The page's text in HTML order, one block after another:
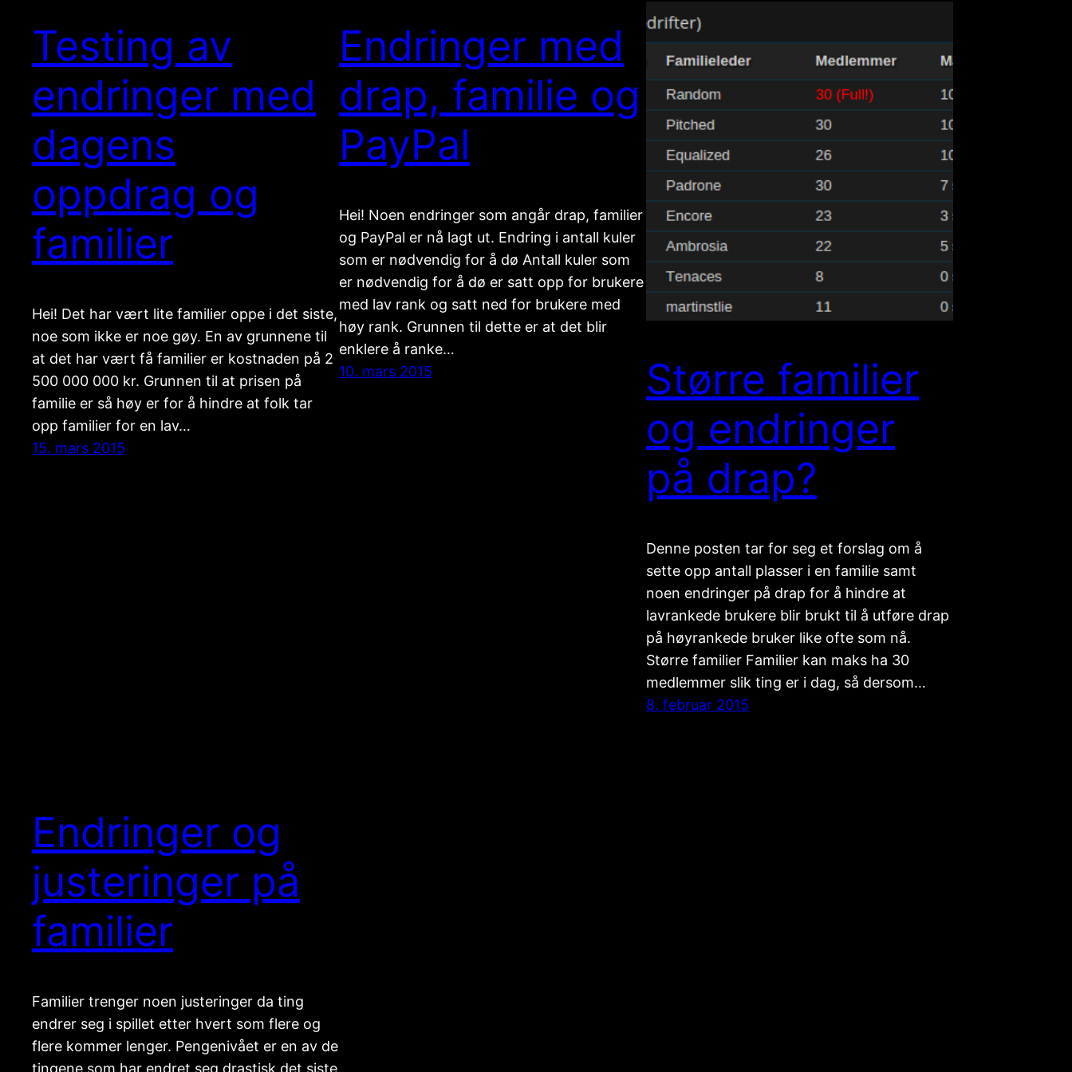
Testing av
endringer med
dagens
oppdrag og
familier
Hei! Det har vært lite familier oppe i det siste,
noe som ikke er noe gøy. En av grunnene til
at det har vært få familier er kostnaden på 2
500 000 000 kr. Grunnen til at prisen på
familie er så høy er for å hindre at folk tar
opp familier for en lav…
15. mars 2015
Endringer med
drap, familie og
PayPal
Hei! Noen endringer som angår drap, familier
og PayPal er nå lagt ut. Endring i antall kuler
som er nødvendig for å dø Antall kuler som
er nødvendig for å dø er satt opp for brukere
med lav rank og satt ned for brukere med
høy rank. Grunnen til dette er at det blir
enklere å ranke…
10. mars 2015
Større familier
og endringer
på drap?
Denne posten tar for seg et forslag om å
sette opp antall plasser i en familie samt
noen endringer på drap for å hindre at
lavrankede brukere blir brukt til å utføre drap
på høyrankede bruker like ofte som nå.
Større familier Familier kan maks ha 30
medlemmer slik ting er i dag, så dersom…
8. februar 2015
Endringer og
justeringer på
familier
Familier trenger noen justeringer da ting
endrer seg i spillet etter hvert som flere og
flere kommer lenger. Pengenivået er en av de